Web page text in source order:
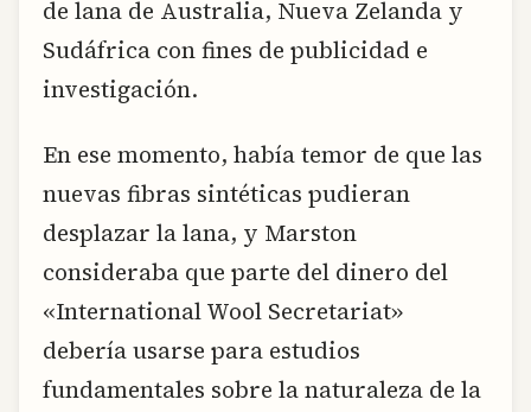
de lana de Australia, Nueva Zelanda y
Sudáfrica con fines de publicidad e
investigación.
En ese momento, había temor de que las
nuevas fibras sintéticas pudieran
desplazar la lana, y Marston
consideraba que parte del dinero del
«International Wool Secretariat»
debería usarse para estudios
fundamentales sobre la naturaleza de la